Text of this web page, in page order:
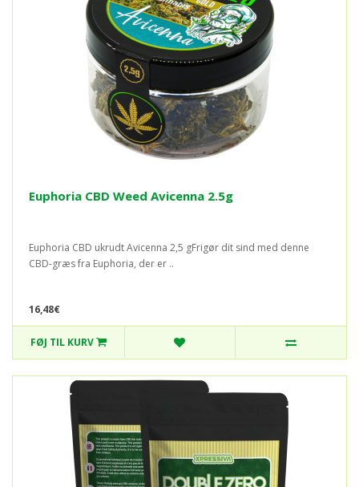
Euphoria CBD Weed Avicenna 2.5g
Euphoria CBD ukrudt Avicenna 2,5 gFrigør dit sind med denne
CBD-græs fra Euphoria, der er ..
16,48€
FØJ TIL KURV